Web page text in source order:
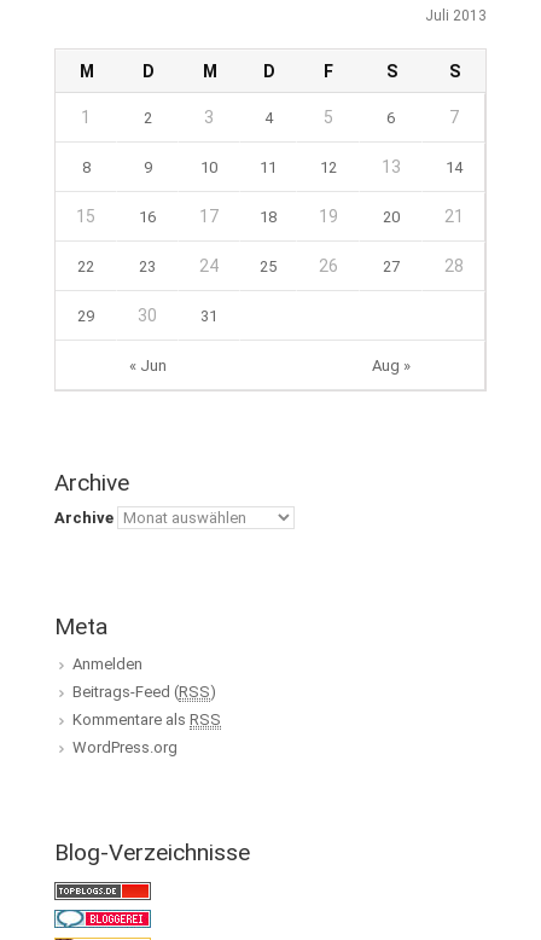
Juli 2013
M D M D F S S
« Jun Aug »
1 2 3 4 5 6 7
8 9 10 11 12 13 14
15 16 17 18 19 20 21
22 23 24 25 26 27 28
29 30 31
Archive
Archive
Meta
Anmelden
Beitrags-Feed (RSS)
Kommentare als RSS
WordPress.org
Blog-Verzeichnisse